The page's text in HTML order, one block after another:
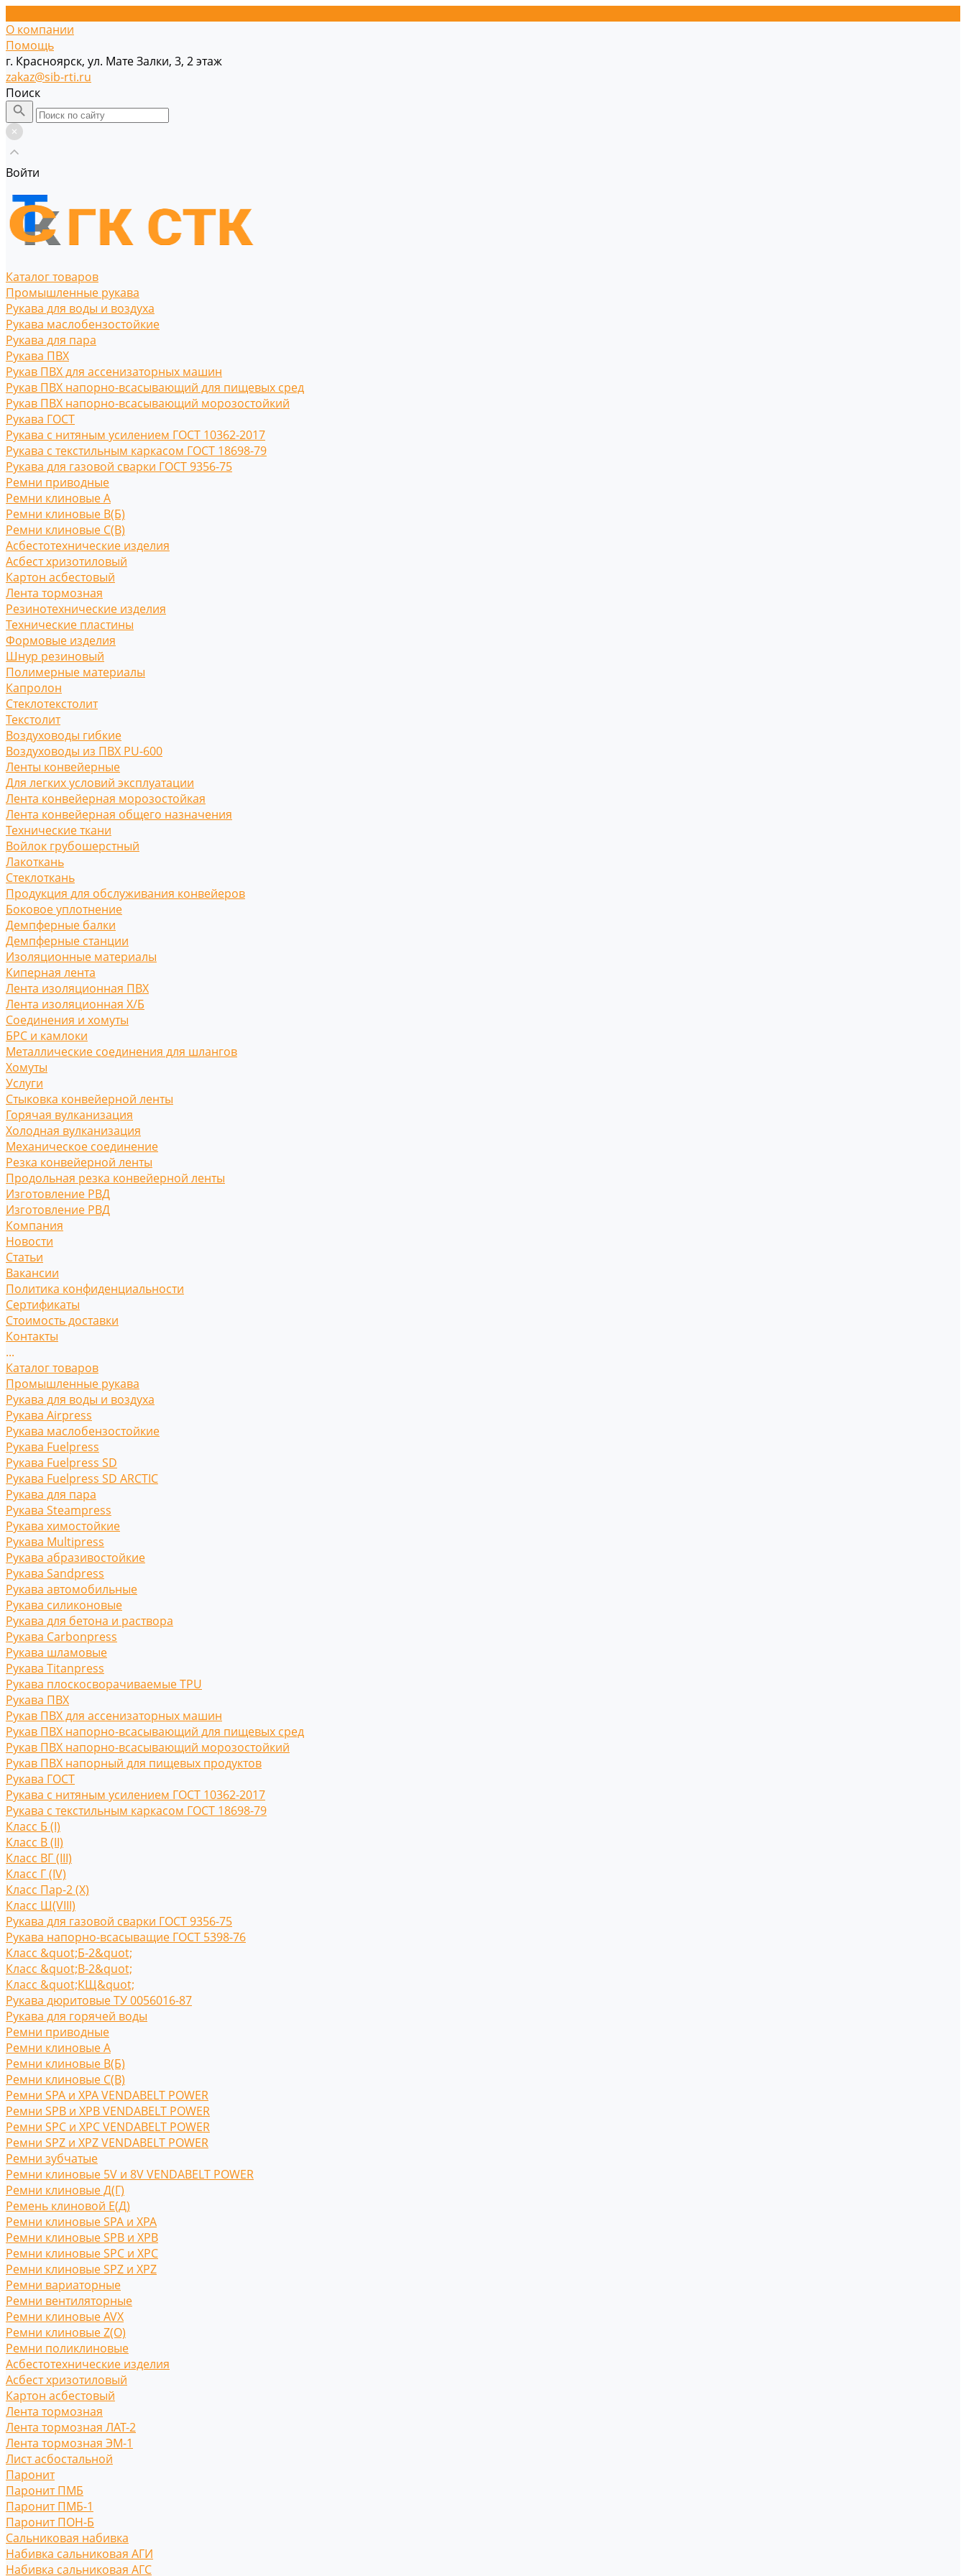
О компании
Помощь
г. Красноярск, ул. Мате Залки, 3, 2 этаж
zakaz@sib-rti.ru
Поиск
Войти
Каталог товаров
Промышленные рукава
Рукава для воды и воздуха
Рукава маслобензостойкие
Рукава для пара
Рукава ПВХ
Рукав ПВХ для ассенизаторных машин
Рукав ПВХ напорно-всасывающий для пищевых сред
Рукав ПВХ напорно-всасывающий морозостойкий
Рукава ГОСТ
Рукава с нитяным усилением ГОСТ 10362-2017
Рукава с текстильным каркасом ГОСТ 18698-79
Рукава для газовой сварки ГОСТ 9356-75
Ремни приводные
Ремни клиновые A
Ремни клиновые В(Б)
Ремни клиновые С(B)
Асбестотехнические изделия
Асбест хризотиловый
Картон асбестовый
Лента тормозная
Резинотехнические изделия
Технические пластины
Формовые изделия
Шнур резиновый
Полимерные материалы
Капролон
Стеклотекстолит
Текстолит
Воздуховоды гибкие
Воздуховоды из ПВХ PU-600
Ленты конвейерные
Для легких условий эксплуатации
Лента конвейерная морозостойкая
Лента конвейерная общего назначения
Технические ткани
Войлок грубошерстный
Лакоткань
Стеклоткань
Продукция для обслуживания конвейеров
Боковое уплотнение
Демпферные балки
Демпферные станции
Изоляционные материалы
Киперная лента
Лента изоляционная ПВХ
Лента изоляционная Х/Б
Соединения и хомуты
БРС и камлоки
Металлические соединения для шлангов
Хомуты
Услуги
Стыковка конвейерной ленты
Горячая вулканизация
Холодная вулканизация
Механическое соединение
Резка конвейерной ленты
Продольная резка конвейерной ленты
Изготовление РВД
Изготовление РВД
Компания
Новости
Статьи
Вакансии
Политика конфиденциальности
Сертификаты
Стоимость доставки
Контакты
...
Каталог товаров
Промышленные рукава
Рукава для воды и воздуха
Рукава Airpress
Рукава маслобензостойкие
Рукава Fuelpress
Рукава Fuelpress SD
Рукава Fuelpress SD ARCTIC
Рукава для пара
Рукава Steampress
Рукава химостойкие
Рукава Multipress
Рукава абразивостойкие
Рукава Sandpress
Рукава автомобильные
Рукава силиконовые
Рукава для бетона и раствора
Рукава Carbonpress
Рукава шламовые
Рукава Titanpress
Рукава плоскосворачиваемые TPU
Рукава ПВХ
Рукав ПВХ для ассенизаторных машин
Рукав ПВХ напорно-всасывающий для пищевых сред
Рукав ПВХ напорно-всасывающий морозостойкий
Рукав ПВХ напорный для пищевых продуктов
Рукава ГОСТ
Рукава с нитяным усилением ГОСТ 10362-2017
Рукава с текстильным каркасом ГОСТ 18698-79
Класс Б (I)
Класс В (II)
Класс ВГ (III)
Класс Г (IV)
Класс Пар-2 (X)
Класс Ш(VIII)
Рукава для газовой сварки ГОСТ 9356-75
Рукава напорно-всасыващие ГОСТ 5398-76
Класс &quot;Б-2&quot;
Класс &quot;В-2&quot;
Класс &quot;КЩ&quot;
Рукава дюритовые ТУ 0056016-87
Рукава для горячей воды
Ремни приводные
Ремни клиновые A
Ремни клиновые В(Б)
Ремни клиновые С(B)
Ремни SPA и XPA VENDABELT POWER
Ремни SPB и XPB VENDABELT POWER
Ремни SPC и XPC VENDABELT POWER
Ремни SPZ и XPZ VENDABELT POWER
Ремни зубчатые
Ремни клиновые 5V и 8V VENDABELT POWER
Ремни клиновые Д(Г)
Ремень клиновой Е(Д)
Ремни клиновые SPA и XPA
Ремни клиновые SPB и XPB
Ремни клиновые SPC и XPC
Ремни клиновые SPZ и XPZ
Ремни вариаторные
Ремни вентиляторные
Ремни клиновые AVX
Ремни клиновые Z(O)
Ремни поликлиновые
Асбестотехнические изделия
Асбест хризотиловый
Картон асбестовый
Лента тормозная
Лента тормозная ЛАТ-2
Лента тормозная ЭМ-1
Лист асбостальной
Паронит
Паронит ПМБ
Паронит ПМБ-1
Паронит ПОН-Б
Сальниковая набивка
Набивка сальниковая АГИ
Набивка сальниковая АГС